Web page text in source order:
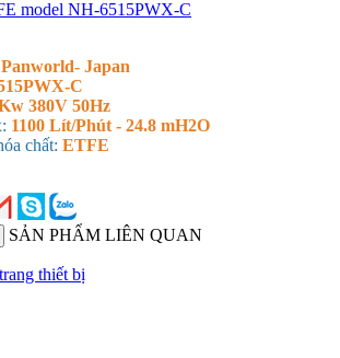
Panworld- Japan
C
380V 50Hz
1100 Lít/Phút - 24.8 mH2O
chất: ETFE
SẢN PHẨM LIÊN QUAN
thiết bị